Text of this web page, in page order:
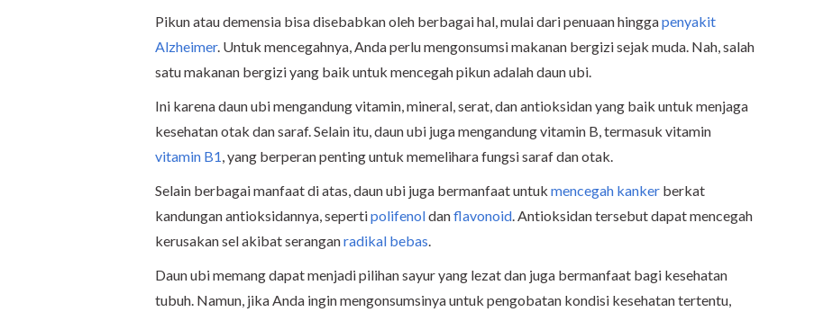
Pikun atau demensia bisa disebabkan oleh berbagai hal, mulai dari penuaan hinggapenyakit
Alzheimer. Untuk mencegahnya, Anda perlu mengonsumsi makanan bergizi sejak muda. Nah, salah
satu makanan bergizi yang baik untuk mencegah pikun adalah daun ubi.
Ini karena daun ubi mengandung vitamin, mineral, serat, dan antioksidan yang baik untuk menjaga
kesehatan otak dan saraf. Selain itu, daun ubi juga mengandung vitamin B, termasuk vitamin
vitamin B1, yang berperan penting untuk memelihara fungsi saraf dan otak.
Selain berbagai manfaat di atas, daun ubi juga bermanfaat untuk mencegah kanker berkat
kandungan antioksidannya, sepertipolifenoldanflavonoid. Antioksidan tersebut dapat mencegah
kerusakan sel akibat seranganradikal bebas.
Daun ubi memang dapat menjadi pilihan sayur yang lezat dan juga bermanfaat bagi kesehatan
tubuh. Namun, jika Anda ingin mengonsumsinya untuk pengobatan kondisi kesehatan tertentu,